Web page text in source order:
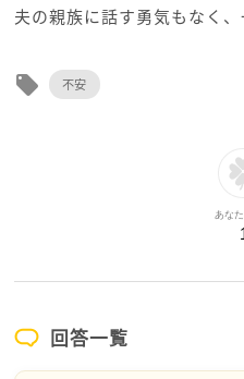
夫の親族に話す勇気もなく、
local_offer 不安
あな
回答一覧